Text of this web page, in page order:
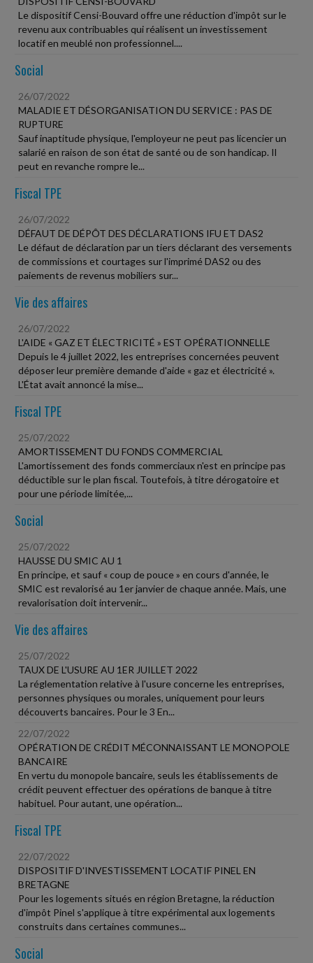
Le dispositif Censi-Bouvard offre une réduction d'impôt sur le
revenu aux contribuables qui réalisent un investissement
locatif en meublé non professionnel....
Social
26/07/2022
MALADIE ET DÉSORGANISATION DU SERVICE : PAS DE
RUPTURE
Sauf inaptitude physique, l'employeur ne peut pas licencier un
salarié en raison de son état de santé ou de son handicap. Il
peut en revanche rompre le...
Fiscal TPE
26/07/2022
DÉFAUT DE DÉPÔT DES DÉCLARATIONS IFU ET DAS2
Le défaut de déclaration par un tiers déclarant des versements
de commissions et courtages sur l'imprimé DAS2 ou des
paiements de revenus mobiliers sur...
Vie des affaires
26/07/2022
L'AIDE « GAZ ET ÉLECTRICITÉ » EST OPÉRATIONNELLE
Depuis le 4 juillet 2022, les entreprises concernées peuvent
déposer leur première demande d'aide « gaz et électricité ».
L'État avait annoncé la mise...
Fiscal TPE
25/07/2022
AMORTISSEMENT DU FONDS COMMERCIAL
L'amortissement des fonds commerciaux n'est en principe pas
déductible sur le plan fiscal. Toutefois, à titre dérogatoire et
pour une période limitée,...
Social
25/07/2022
HAUSSE DU SMIC AU 1
En principe, et sauf « coup de pouce » en cours d'année, le
SMIC est revalorisé au 1er janvier de chaque année. Mais, une
revalorisation doit intervenir...
Vie des affaires
25/07/2022
TAUX DE L'USURE AU 1ER JUILLET 2022
La réglementation relative à l'usure concerne les entreprises,
personnes physiques ou morales, uniquement pour leurs
découverts bancaires. Pour le 3 En...
22/07/2022
OPÉRATION DE CRÉDIT MÉCONNAISSANT LE MONOPOLE
BANCAIRE
En vertu du monopole bancaire, seuls les établissements de
crédit peuvent effectuer des opérations de banque à titre
habituel. Pour autant, une opération...
Fiscal TPE
22/07/2022
DISPOSITIF D'INVESTISSEMENT LOCATIF PINEL EN
BRETAGNE
Pour les logements situés en région Bretagne, la réduction
d'impôt Pinel s'applique à titre expérimental aux logements
construits dans certaines communes...
Social